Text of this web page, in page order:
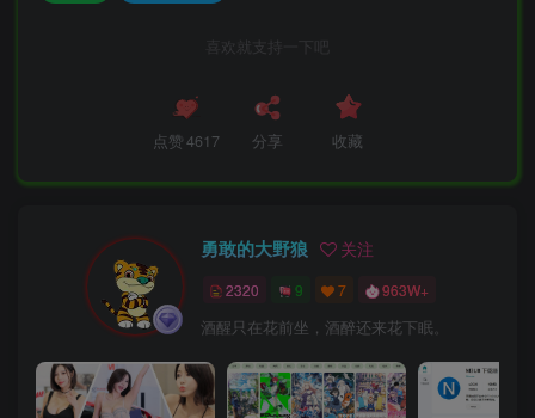
喜欢就支持一下吧
点赞4617 分享 收藏
勇敢的大野狼 关注
2320 9 7 963W+
酒醒只在花前坐，酒醉还来花下眠。